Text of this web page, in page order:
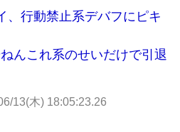
、行動禁止系デバフにピキ
んこれ系のせいだけで引退
13(木) 18:05:23.26